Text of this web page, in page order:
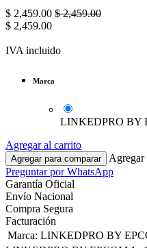
$ 2,459.00 $2,459.00
$ 2,459.00
IVA incluido
Marca
LINKEDPRO BY
Agregar al carrito
Agregar para comparar
Agregar
Preguntar por WhatsApp
Garantía Oficial
Envío Nacional
Compra Segura
Facturación
Marca: LINKEDPRO BY